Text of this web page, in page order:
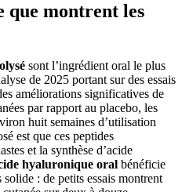
que montrent les
sont l’ingrédient oral le plus
de 2025 portant sur des essais
améliorations significatives de
par rapport au placebo, les
huit semaines d’utilisation
est que ces peptides
et la synthèse d’acide
hyaluronique oral bénéficie
: de petits essais montrent